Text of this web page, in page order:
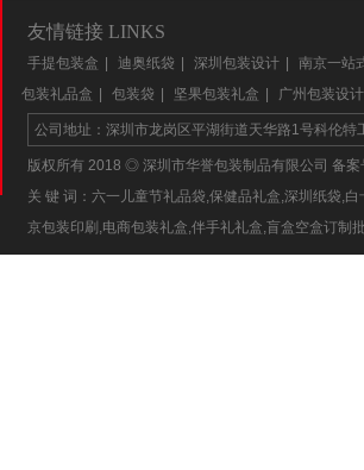
友情链接 LINKS
手提包装盒 迪奥纸袋 深圳包装设计
南京一站
包装礼品盒
包装袋 坚果包装礼盒 广州包装设计
公司地址：深圳市龙岗区平湖街道天华路1号科伦
版权所有 2018 ◎ 深圳市华誉包装制品有限公司 备案
关 键 词：六一儿童节礼品袋,保健品礼盒,深圳纸袋,
京包装印刷,电商包装礼盒,伴手礼礼盒,盲盒空盒订制